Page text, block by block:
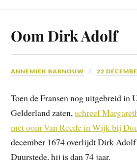
Oom Dirk Adolf
ANNEMIEK BARNOUW 22
Toen de Fransen nog uitgebreid in
Gelderland zaten, schreef
met oom Van Reede in Wijk bij
december 1674 overlijdt Dirk
Duurstede, hij is dan 74 jaar.